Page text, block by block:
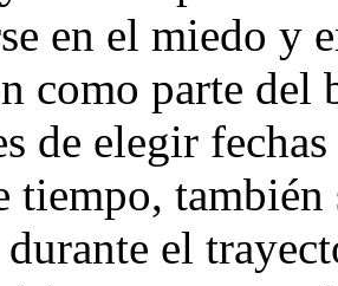
en el miedo y
como parte del
de elegir
tiempo, también
el